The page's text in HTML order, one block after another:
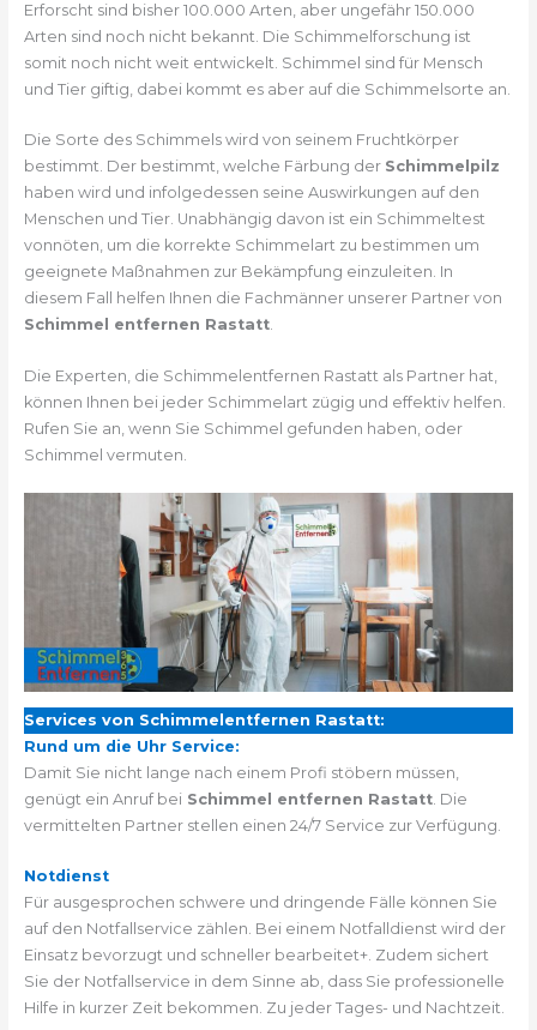
Erforscht sind bisher 100.000 Arten, aber ungefähr 150.000
Arten sind noch nicht bekannt. Die Schimmelforschung ist
somit noch nicht weit entwickelt. Schimmel sind für Mensch
und Tier giftig, dabei kommt es aber auf die Schimmelsorte an.
Die Sorte des Schimmels wird von seinem Fruchtkörper
bestimmt. Der bestimmt, welche Färbung der Schimmelpilz
haben wird und infolgedessen seine Auswirkungen auf den
Menschen und Tier. Unabhängig davon ist ein Schimmeltest
vonnöten, um die korrekte Schimmelart zu bestimmen um
geeignete Maßnahmen zur Bekämpfung einzuleiten. In
diesem Fall helfen Ihnen die Fachmänner unserer Partner von
Schimmel entfernen Rastatt.
Die Experten, die Schimmelentfernen Rastatt als Partner hat,
können Ihnen bei jeder Schimmelart zügig und effektiv helfen.
Rufen Sie an, wenn Sie Schimmel gefunden haben, oder
Schimmel vermuten.
Services von Schimmelentfernen Rastatt:
Rund um die Uhr Service:
Damit Sie nicht lange nach einem Profi stöbern müssen,
genügt ein Anruf bei Schimmel entfernen Rastatt. Die
vermittelten Partner stellen einen 24/7 Service zur Verfügung.
Notdienst
Für ausgesprochen schwere und dringende Fälle können Sie
auf den Notfallservice zählen. Bei einem Notfalldienst wird der
Einsatz bevorzugt und schneller bearbeitet+. Zudem sichert
Sie der Notfallservice in dem Sinne ab, dass Sie professionelle
Hilfe in kurzer Zeit bekommen. Zu jeder Tages- und Nachtzeit.